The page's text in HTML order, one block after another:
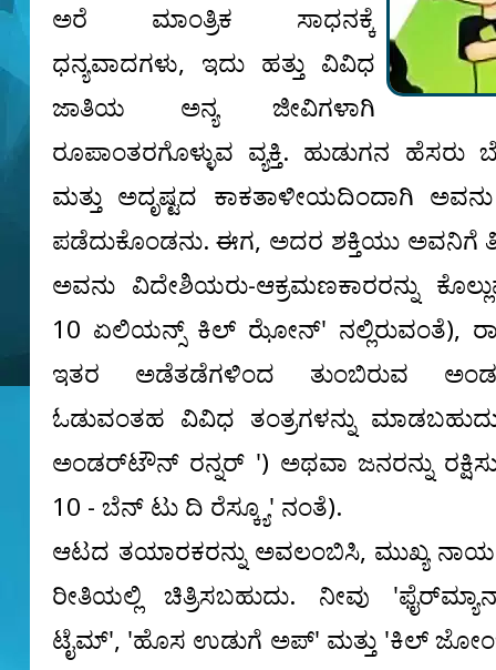
ಅರೆ ಮಾಂತ್ರಿಕ ಸಾಧನಕ್ಕೆ
ಧನ್ಯವಾದಗಳು, ಇದು ಹತ್ತು ವಿವಿಧ
ಜಾತಿಯ ಅನ್ಯ ಜೀವಿಗಳಾಗಿ
ರೂಪಾಂತರಗೊಳ್ಳುವ ವ್ಯಕ್ತಿ. ಹುಡುಗನ
ಮತ್ತು ಅದೃಷ್ಟದ ಕಾಕತಾಳೀಯದಿಂದಾಗಿ ಅವನು
ಪಡೆದುಕೊಂಡನು. ಈಗ, ಅದರ ಶಕ್ತಿಯು ಅವನಿಗೆ
ಅವನು ವಿದೇಶಿಯರು-ಆಕ್ರಮಣಕಾರರನ್ನು
10 ಏಲಿಯನ್ಸ್ ಕಿಲ್ ಝೋನ್' ನಲ್ಲಿರುವಂತೆ),
ಇತರ ಅಡೆತಡೆಗಳಿಂದ ತುಂಬಿರುವ
ಓಡುವಂತಹ ವಿವಿಧ ತಂತ್ರಗಳನ್ನು
ಅಂಡರ್‌ಟೌನ್ ರನ್ನರ್ ') ಅಥವಾ ಜನರನ್ನು
10 - ಬೆನ್ ಟು ದಿ ರೆಸ್ಕ್ಯೂ' ನಂತೆ).
ಆಟದ ತಯಾರಕರನ್ನು ಅವಲಂಬಿಸಿ, ಮುಖ್ಯ
ರೀತಿಯಲ್ಲಿ ಚಿತ್ರಿಸಬಹುದು. ನೀವು
ಟೈಮ್', 'ಹೊಸ ಉಡುಗೆ ಅಪ್' ಮತ್ತು 'ಕಿಲ್